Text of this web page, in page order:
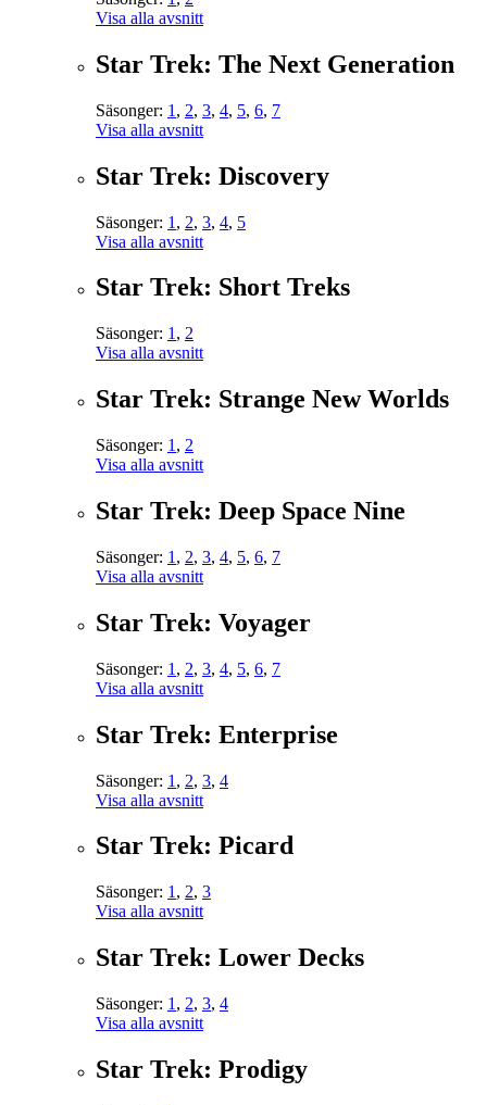
Visa alla avsnitt
Star Trek: The Next Generation
Säsonger: 1 , 2, 3, 4, 5, 6, 7
Visa alla avsnitt
Star Trek: Discovery
Säsonger: 1 , 2, 3, 4, 5
Visa alla avsnitt
Star Trek: Short Treks
Säsonger: 1 , 2
Visa alla avsnitt
Star Trek: Strange New Worlds
Säsonger: 1 , 2
Visa alla avsnitt
Star Trek: Deep Space Nine
Säsonger: 1 , 2, 3, 4, 5, 6, 7
Visa alla avsnitt
Star Trek: Voyager
Säsonger: 1 , 2, 3, 4, 5, 6, 7
Visa alla avsnitt
Star Trek: Enterprise
Säsonger: 1 , 2, 3, 4
Visa alla avsnitt
Star Trek: Picard
Säsonger: 1 , 2, 3
Visa alla avsnitt
Star Trek: Lower Decks
Säsonger: 1 , 2, 3, 4
Visa alla avsnitt
Star Trek: Prodigy